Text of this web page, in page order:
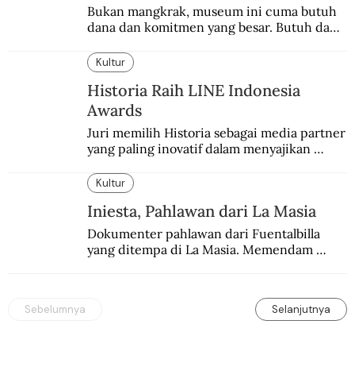
Bukan mangkrak, museum ini cuma butuh
dana dan komitmen yang besar. Butuh dana
Kultur
Historia Raih LINE Indonesia
Awards
Juri memilih Historia sebagai media partner
yang paling inovatif dalam menyajikan
Kultur
Iniesta, Pahlawan dari La Masia
Dokumenter pahlawan dari Fuentalbilla
yang ditempa di La Masia. Memendam
Sebelumnya Selanjutnya